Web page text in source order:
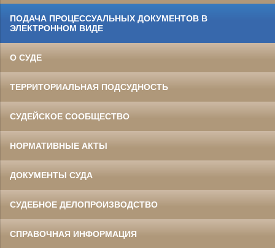
ПОДАЧА ПРОЦЕССУАЛЬНЫХ ДОКУМЕНТОВ В
ЭЛЕКТРОННОМ ВИДЕ
О СУДЕ
ТЕРРИТОРИАЛЬНАЯ ПОДСУДНОСТЬ
СУДЕЙСКОЕ СООБЩЕСТВО
НОРМАТИВНЫЕ АКТЫ
ДОКУМЕНТЫ СУДА
СУДЕБНОЕ ДЕЛОПРОИЗВОДСТВО
СПРАВОЧНАЯ ИНФОРМАЦИЯ